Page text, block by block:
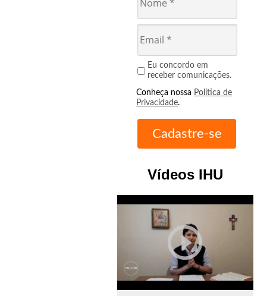
Eu concordo em
receber comunicações.
Conheça nossa Política de
Privacidade.
Vídeos IHU
play_circle_outline